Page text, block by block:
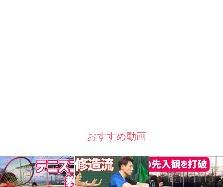
おすすめ動画